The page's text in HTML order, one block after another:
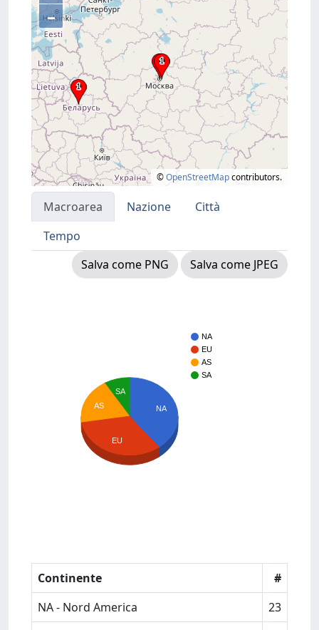
–
©OpenStreetMapcontributors.
Macroarea Nazione
Città
Tempo
Salva come PNG
Salva come JPEG
NA
EU
AS
SA
NA
SA
AS
EU
Continente
#
NA - Nord America
23